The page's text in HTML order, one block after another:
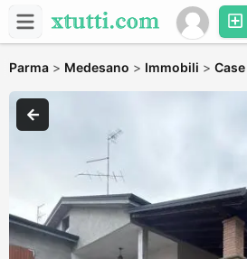
Parma > Medesano > Immobili >